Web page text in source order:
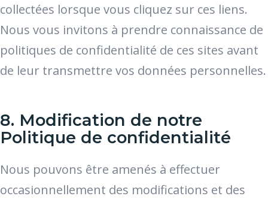
collectées lorsque vous cliquez sur ces liens.
Nous vous invitons à prendre connaissance de
politiques de confidentialité de ces sites avant
de leur transmettre vos données personnelles.
8. Modification de notre
Politique de confidentialité
Nous pouvons être amenés à effectuer
occasionnellement des modifications et des